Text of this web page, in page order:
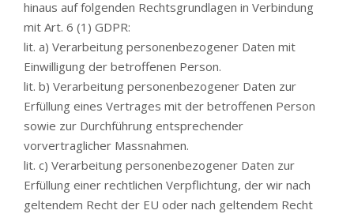
hinaus auf folgenden Rechtsgrundlagen in Verbindung
mit Art. 6 (1) GDPR:
lit. a) Verarbeitung personenbezogener Daten mit
Einwilligung der betroffenen Person.
lit. b) Verarbeitung personenbezogener Daten zur
Erfüllung eines Vertrages mit der betroffenen Person
sowie zur Durchführung entsprechender
vorvertraglicher Massnahmen.
lit. c) Verarbeitung personenbezogener Daten zur
Erfüllung einer rechtlichen Verpflichtung, der wir nach
geltendem Recht der EU oder nach geltendem Recht